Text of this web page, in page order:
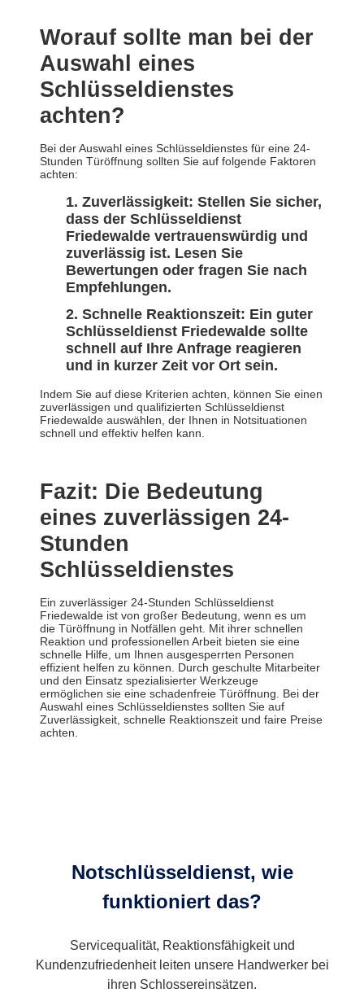
Worauf sollte man bei der
Auswahl eines
Schlüsseldienstes
achten?
Bei der Auswahl eines Schlüsseldienstes für eine 24-
Stunden Türöffnung sollten Sie auf folgende Faktoren
achten:
Zuverlässigkeit: Stellen Sie sicher,
dass der Schlüsseldienst
Friedewalde vertrauenswürdig und
zuverlässig ist. Lesen Sie
Bewertungen oder fragen Sie nach
Empfehlungen.
Schnelle Reaktionszeit: Ein guter
Schlüsseldienst Friedewalde sollte
schnell auf Ihre Anfrage reagieren
und in kurzer Zeit vor Ort sein.
Indem Sie auf diese Kriterien achten, können Sie einen
zuverlässigen und qualifizierten Schlüsseldienst
Friedewalde auswählen, der Ihnen in Notsituationen
schnell und effektiv helfen kann.
Fazit: Die Bedeutung
eines zuverlässigen 24-
Stunden
Schlüsseldienstes
Ein zuverlässiger 24-Stunden Schlüsseldienst
Friedewalde ist von großer Bedeutung, wenn es um
die Türöffnung in Notfällen geht. Mit ihrer schnellen
Reaktion und professionellen Arbeit bieten sie eine
schnelle Hilfe, um Ihnen ausgesperrten Personen
effizient helfen zu können. Durch geschulte Mitarbeiter
und den Einsatz spezialisierter Werkzeuge
ermöglichen sie eine schadenfreie Türöffnung. Bei der
Auswahl eines Schlüsseldienstes sollten Sie auf
Zuverlässigkeit, schnelle Reaktionszeit und faire Preise
achten.
Notschlüsseldienst, wie
funktioniert das?
Servicequalität, Reaktionsfähigkeit und
Kundenzufriedenheit leiten unsere Handwerker bei
ihren Schlossereinsätzen.